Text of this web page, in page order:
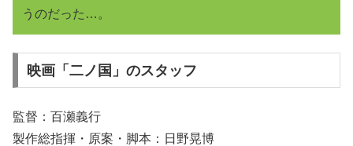
うのだった…。
映画「二ノ国」のスタッフ
監督：百瀬義行
製作総指揮・原案・脚本：日野晃博